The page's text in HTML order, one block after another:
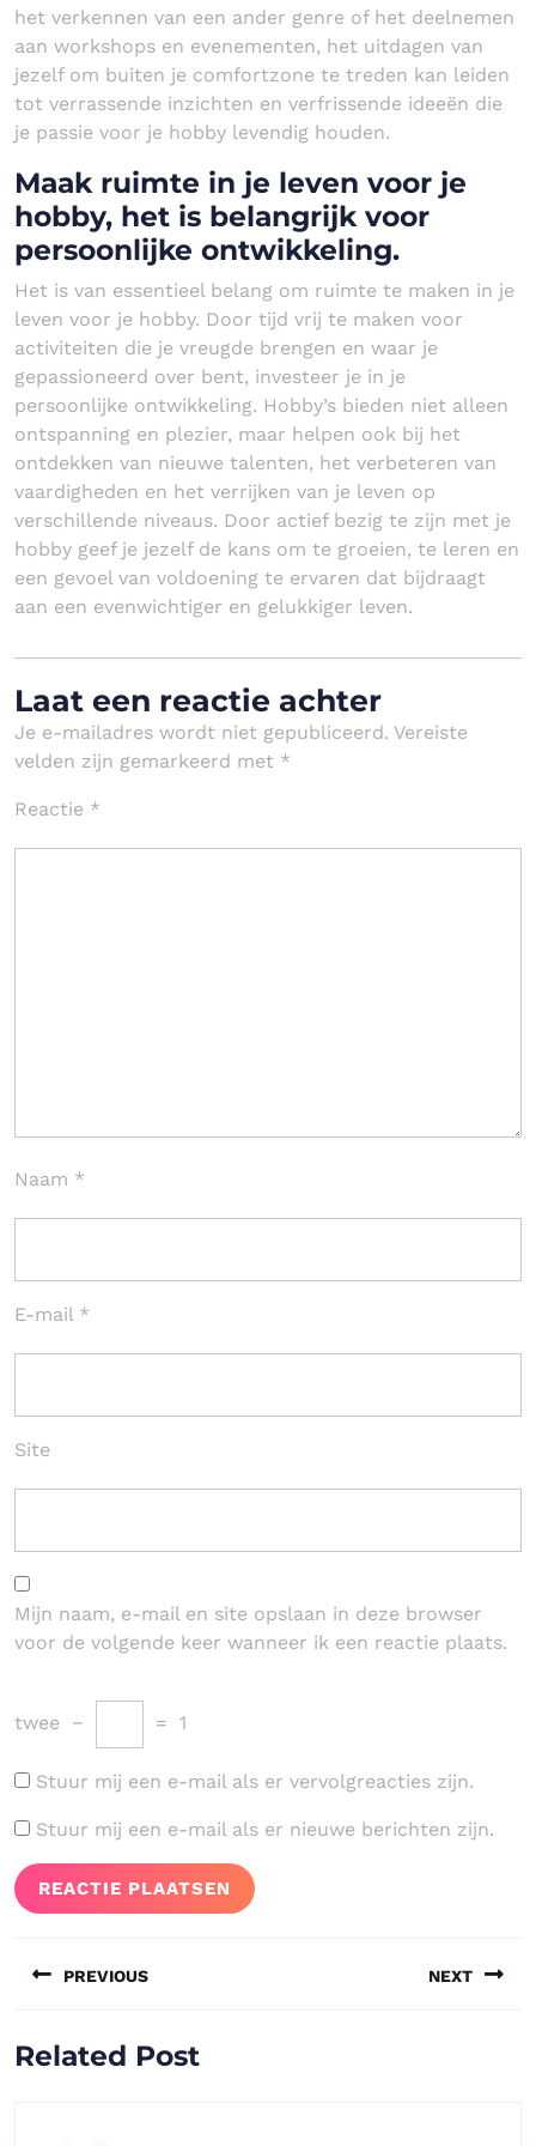
het verkennen van een ander genre of het deelnemen
aan workshops en evenementen, het uitdagen van
jezelf om buiten je comfortzone te treden kan leiden
tot verrassende inzichten en verfrissende ideeën die
je passie voor je hobby levendig houden.
Maak ruimte in je leven voor je
hobby, het is belangrijk voor
persoonlijke ontwikkeling.
Het is van essentieel belang om ruimte te maken in je
leven voor je hobby. Door tijd vrij te maken voor
activiteiten die je vreugde brengen en waar je
gepassioneerd over bent, investeer je in je
persoonlijke ontwikkeling. Hobby’s bieden niet alleen
ontspanning en plezier, maar helpen ook bij het
ontdekken van nieuwe talenten, het verbeteren van
vaardigheden en het verrijken van je leven op
verschillende niveaus. Door actief bezig te zijn met je
hobby geef je jezelf de kans om te groeien, te leren en
een gevoel van voldoening te ervaren dat bijdraagt
aan een evenwichtiger en gelukkiger leven.
Laat een reactie achter
Je e-mailadres wordt niet gepubliceerd. Vereiste
velden zijn gemarkeerd met *
Reactie *
Naam *
E-mail *
Site
Mijn naam, e-mail en site opslaan in deze browser
voor de volgende keer wanneer ik een reactie plaats.
twee − = 1
Stuur mij een e-mail als er vervolgreacties zijn.
Stuur mij een e-mail als er nieuwe berichten zijn.
navigatie
PREVIOUS
bericht:
NEXT
Related Post